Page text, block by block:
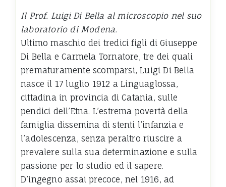
Il Prof. Luigi Di Bella al microscopio nel suo
laboratorio di Modena.
Ultimo maschio dei tredici figli di Giuseppe
Di Bella e Carmela Tornatore, tre dei quali
prematuramente scomparsi, Luigi Di Bella
nasce il 17 luglio 1912 a Linguaglossa,
cittadina in provincia di Catania, sulle
pendici dell’Etna. L’estrema povertà della
famiglia dissemina di stenti l’infanzia e
l’adolescenza, senza peraltro riuscire a
prevalere sulla sua determinazione e sulla
passione per lo studio ed il sapere.
D’ingegno assai precoce, nel 1916, ad